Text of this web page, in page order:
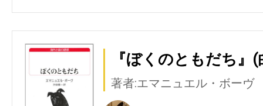
『ぼくのともだち』
著者:エマニュエル・ボーヴ